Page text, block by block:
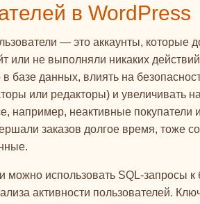
в WordPress
— это аккаунты, которые
или не выполняли никаких
базе данных, влиять на
или редакторы) и увеличивать
например, неактивные покупатели
заказов долгое время, тоже
можно использовать SQL-запросы
активности пользователей.